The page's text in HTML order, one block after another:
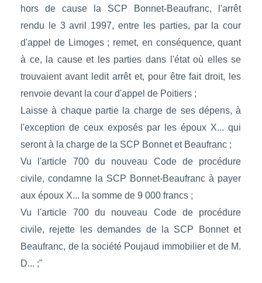
hors de cause la SCP Bonnet-Beaufranc, l'arrêt
rendu le 3 avril 1997, entre les parties, par la cour
d'appel de Limoges ; remet, en conséquence, quant
à ce, la cause et les parties dans l'état où elles se
trouvaient avant ledit arrêt et, pour être fait droit, les
renvoie devant la cour d'appel de Poitiers ;
Laisse à chaque partie la charge de ses dépens, à
l'exception de ceux exposés par les époux X... qui
seront à la charge de la SCP Bonnet et Beaufranc ;
Vu l'article 700 du nouveau Code de procédure
civile, condamne la SCP Bonnet-Beaufranc à payer
aux époux X... la somme de 9 000 francs ;
Vu l'article 700 du nouveau Code de procédure
civile, rejette les demandes de la SCP Bonnet et
Beaufranc, de la société Poujaud immobilier et de M.
D... ;"